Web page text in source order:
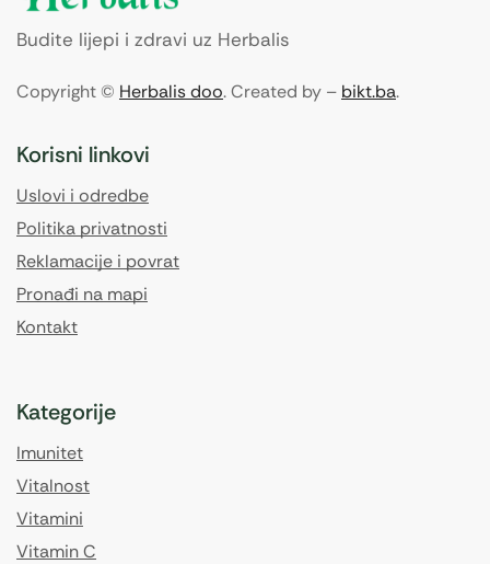
Budite lijepi i zdravi uz Herbalis
Copyright © Herbalis doo. Created by – bikt.ba.
Korisni linkovi
Uslovi i odredbe
Politika privatnosti
Reklamacije i povrat
Pronađi na mapi
Kontakt
Kategorije
Imunitet
Vitalnost
Vitamini
Vitamin C